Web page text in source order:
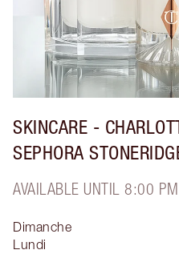
SKINCARE -
SEPHORA
AVAILABLE UNTIL 8:00 PM
Dimanche
Lundi